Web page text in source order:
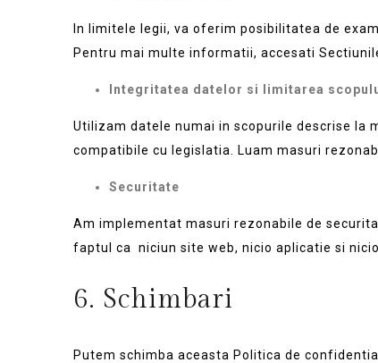
In limitele legii, va oferim posibilitatea de
Pentru mai multe informatii, accesati
Integritatea datelor si limitarea
Utilizam datele numai in scopurile descrise la
compatibile cu legislatia. Luam masuri
Securitate
Am implementat masuri rezonabile de
faptul ca niciun site web, nicio aplicatie si
6. Schimbari
Putem schimba aceasta Politica de